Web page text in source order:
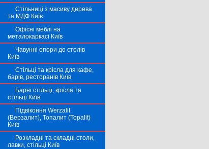
Стільниці з масиву дерева
та МДФ Київ
Офісні меблі на
металокаркасі Київ
Чавунні опори до столів
Київ
Стільці та крісла для кафе,
барів, ресторанів Київ
Барні стільці, крісла та
стільці Київ
Підвіконня Werzalit
(Верзалит), Топалит (Topalit)
Київ
Розкладні та складні столи,
лавки, стільці Київ